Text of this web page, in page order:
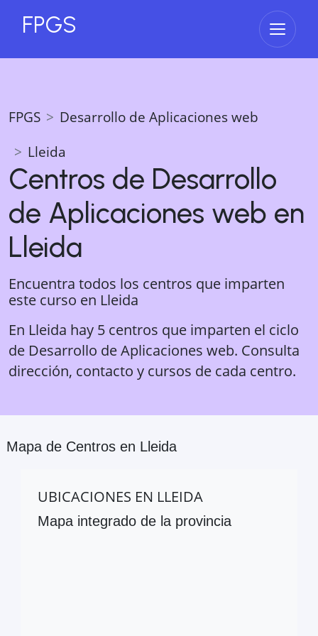
FPGS Abrir
FPGS
Desarrollo de Aplicaciones web
Lleida
Centros de Desarrollo
de Aplicaciones web en
Lleida
Encuentra todos los centros que imparten
este curso en Lleida
En Lleida hay 5 centros que imparten el ciclo
de Desarrollo de Aplicaciones web. Consulta
dirección, contacto y cursos de cada centro.
Mapa de Centros en Lleida
UBICACIONES EN LLEIDA
Mapa integrado de la provincia